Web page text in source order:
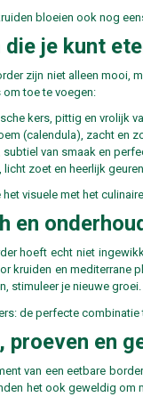
bloeien ook nog
die je kunt
zijn niet alleen mooi,
toe te voegen:
kers, pittig en vrolijk
(calendula), zacht en
subtiel van smaak en
licht zoet en heerlijk
visuele met het
en
hoeft echt niet
kruiden en mediterrane
stimuleer je nieuwe
proeven en
van een eetbare
het ook geweldig om